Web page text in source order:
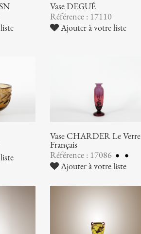
Vase DEGUÉ
Référence : 17110
Ajouter à votre liste
Vase CHARDER Le Verre
Français
Référence : 17086
Ajouter à votre liste